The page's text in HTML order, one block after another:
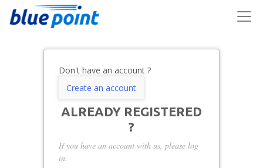
Don't have an account ?
Create an account
ALREADY REGISTERED
?
If you have an account with us, please log
in.